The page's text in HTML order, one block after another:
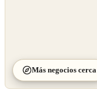
Más negocios cerca